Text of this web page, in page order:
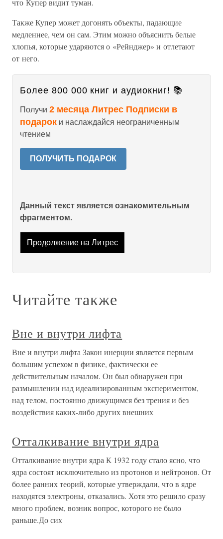
что Купер видит туман.
Также Купер может догонять объекты, падающие
медленнее, чем он сам. Этим можно объяснить белые
хлопья, которые ударяются о «Рейнджер» и отлетают
от него.
Более 800 000 книг и аудиокниг! 📚
Получи 2 месяца Литрес Подписки в
подарок и наслаждайся неограниченным
чтением
ПОЛУЧИТЬ ПОДАРОК
Данный текст является ознакомительным
фрагментом.
Продолжение на Литрес
Читайте также
Вне и внутри лифта
Вне и внутри лифта Закон инерции является первым
большим успехом в физике, фактически ее
действительным началом. Он был обнаружен при
размышлении над идеализированным экспериментом,
над телом, постоянно движущимся без трения и без
воздействия каких-либо других внешних
Отталкивание внутри ядра
Отталкивание внутри ядра К 1932 году стало ясно, что
ядра состоят исключительно из протонов и нейтронов. От
более ранних теорий, которые утверждали, что в ядре
находятся электроны, отказались. Хотя это решило сразу
много проблем, возник вопрос, которого не было
раньше.До сих